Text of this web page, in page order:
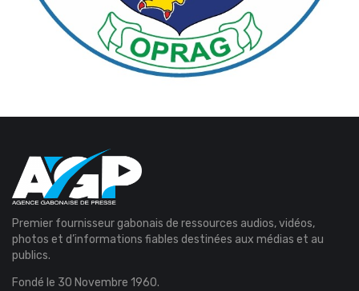
Premier fournisseur gabonais de ressources audios, vidéos,
photos et d’informations fiables destinées aux médias et au
publics.
Fondé le 30 Novembre 1960.